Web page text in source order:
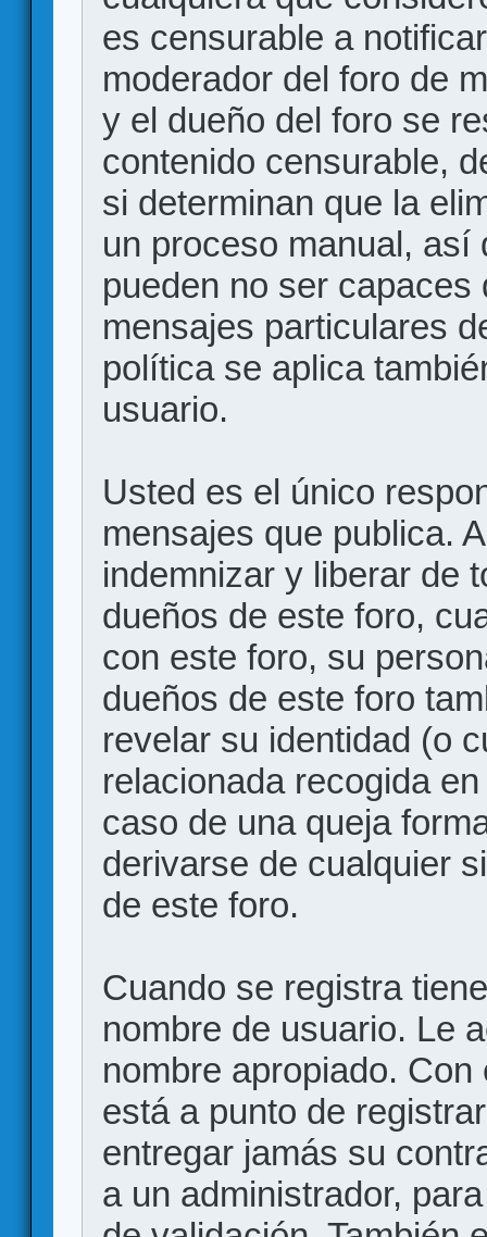
es censurable a
moderador del foro de
y el dueño del foro se
contenido censurable,
si determinan que la
un proceso manual, así
pueden no ser
mensajes particulares
política se aplica
usuario.
Usted es el único
mensajes que publica.
indemnizar y liberar de
dueños de este foro,
con este foro, su
dueños de este foro
revelar su identidad (o
relacionada recogida
caso de una queja
derivarse de cualquier
de este foro.
Cuando se registra
nombre de usuario. Le
nombre apropiado.
está a punto de
entregar jamás su
a un administrador,